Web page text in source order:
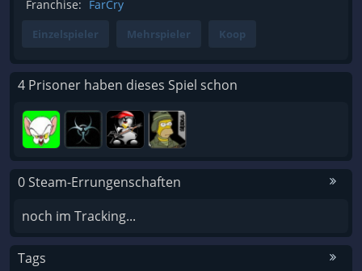
Franchise: FarCry
Einzelspieler Mehrspieler Koop
4 Prisoner haben dieses Spiel schon
0 Steam-Errungenschaften
noch im Tracking...
Tags